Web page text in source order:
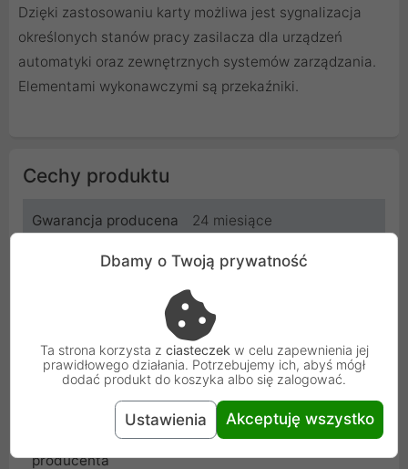
Dzięki zastosowaniu karty możliwa jest sygnalizacja
określonych stanów pracy zasilacza dla urządzeń
automatyki oraz zewnętrznych systemów zarządzania.
Elementami wykonawczymi są przekaźniki.
Cechy produktu
Gwarancja producena 24 miesiące
Producent Ever
0000004283
SKU T/KKON-0023/00
producenta
24 miesiące
Dbamy o Twoją prywatność
Ta strona korzysta z ciasteczek w celu zapewnienia jej
prawidłowego działania. Potrzebujemy ich, abyś mógł
dodać produkt do koszyka albo się zalogować.
Ustawienia Akceptuję wszystko